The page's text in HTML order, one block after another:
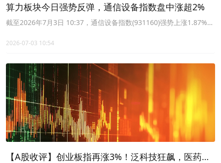
算力板块今日强势反弹，通信设备指数盘中涨超2%
截至2026年7月3日 10:37，通信设备指数(931160)强势上涨1.87%，
信科移动、新易盛等个股跟涨。
2026-07-03 10:54
【A股收评】创业板指再涨3%！泛科技狂飙，医药、